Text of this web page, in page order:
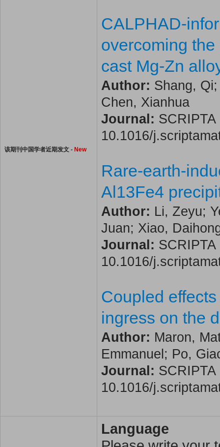
该期刊中国学者近期发文 - New
CALPHAD-
overcoming
cast Mg-Zn
Author: Shang,
Chen, Xianhua
Journal:
10.1016/
Rare-earth-
Al13Fe4
Author: Li, Zeyu;
Juan; Xiao,
Journal:
10.1016/
Coupled
ingress on the
Author: Maron,
Emmanuel; Po,
Journal:
10.1016/
Language